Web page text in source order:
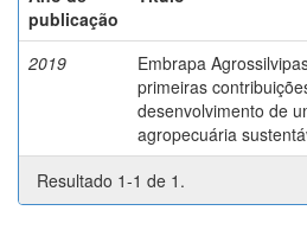
publicação
2019
Embrapa
primeiras
desenvolvimento de
agropecuária
Resultado 1-1 de 1.